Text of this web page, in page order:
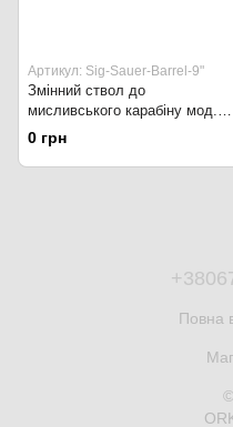
Артикул: Sig-Sauer-Barrel-9"
Змінний ствол до
мисливського карабіну мод.
SIG MCX кал.300BLK 9".
Black
0 грн
Повна